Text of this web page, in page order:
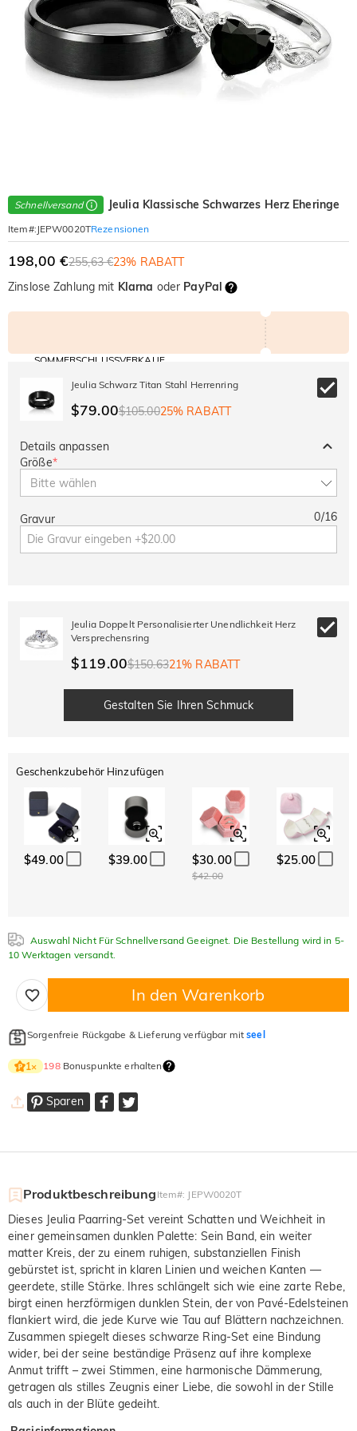
Schnellversand Jeulia Klassische Schwarzes Herz Eheringe
Item#: JEPW0020TRezensionen
198,00 €255,63 €23% RABATT
Zinslose Zahlung mit Klarna oder PayPal
SOMMERSCHLUSSVERKAUF
10% RABATT
AUF ALLES
30% RABATT
AUF DEN 2.
SUMMER
Kopieren
Jeulia Schwarz Titan Stahl Herrenring
$79.00$105.0025% RABATT
Details anpassen
Größe*
Bitte wählen
Gravur 0/16
Jeulia Doppelt Personalisierter Unendlichkeit Herz
Versprechensring
$119.00$150.6321% RABATT
Gestalten Sie Ihren Schmuck
Geschenkzubehör Hinzufügen
$49.00 $39.00 $30.00
$42.00
$25.00
Auswahl Nicht Für Schnellversand Geeignet. Die Bestellung wird in 5-
10 Werktagen versandt.
In den Warenkorb
Sorgenfreie Rückgabe & Lieferung verfügbar mitseel
1× 198Bonuspunkte erhalten
Sparen
Produktbeschreibung Item#: JEPW0020T
Dieses Jeulia Paarring-Set vereint Schatten und Weichheit in
einer gemeinsamen dunklen Palette: Sein Band, ein weiter
matter Kreis, der zu einem ruhigen, substanziellen Finish
gebürstet ist, spricht in klaren Linien und weichen Kanten —
geerdete, stille Stärke. Ihres schlängelt sich wie eine zarte Rebe,
birgt einen herzförmigen dunklen Stein, der von Pavé-Edelsteinen
flankiert wird, die jede Kurve wie Tau auf Blättern nachzeichnen.
Zusammen spiegelt dieses schwarze Ring-Set eine Bindung
wider, bei der seine beständige Präsenz auf ihre komplexe
Anmut trifft – zwei Stimmen, eine harmonische Dämmerung,
getragen als stilles Zeugnis einer Liebe, die sowohl in der Stille
als auch in der Blüte gedeiht.